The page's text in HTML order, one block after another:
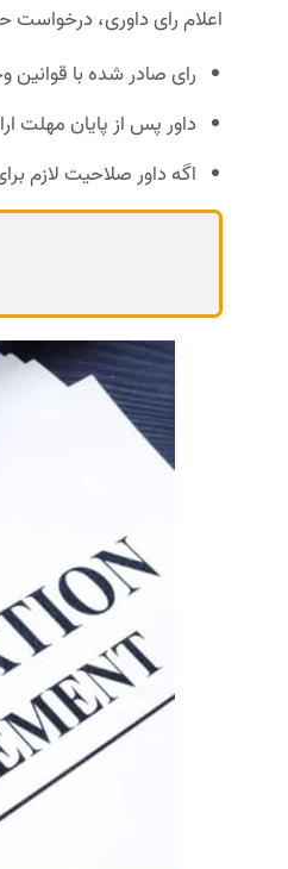
اعلام رای داوری، درخواست
رای صادر شده با
داور پس از پایان مهلت
اگه داور صلاحیت لازم